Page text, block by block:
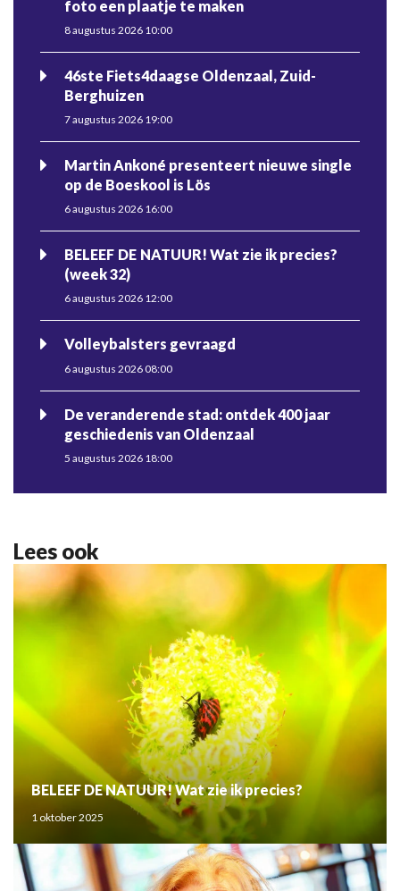
foto een plaatje te maken
8 augustus 2026 10:00
46ste Fiets4daagse Oldenzaal, Zuid-
Berghuizen
7 augustus 2026 19:00
Martin Ankoné presenteert nieuwe single
op de Boeskool is Lös
6 augustus 2026 16:00
BELEEF DE NATUUR! Wat zie ik precies?
(week 32)
6 augustus 2026 12:00
Volleybalsters gevraagd
6 augustus 2026 08:00
De veranderende stad: ontdek 400 jaar
geschiedenis van Oldenzaal
5 augustus 2026 18:00
Lees ook
BELEEF DE NATUUR! Wat zie ik precies?
1 oktober 2025